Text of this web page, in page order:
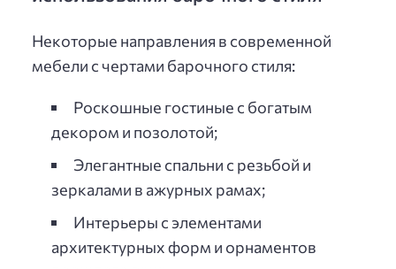
Некоторые направления в современной
мебели с чертами барочного стиля:
Роскошные гостиные с богатым
декором и позолотой;
Элегантные спальни с резьбой и
зеркалами в ажурных рамах;
Интерьеры с элементами
архитектурных форм и орнаментов